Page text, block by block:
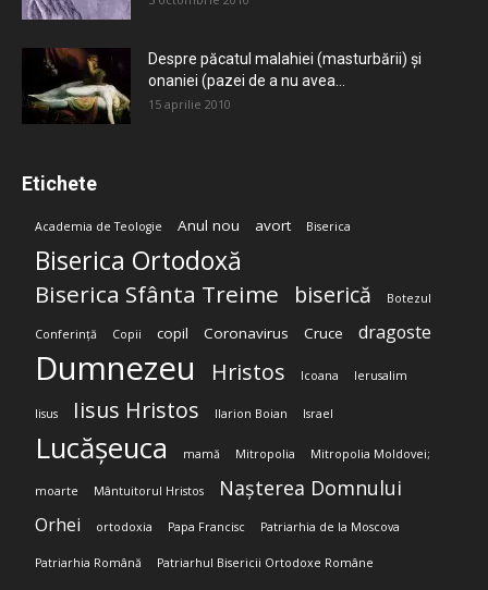
Despre păcatul malahiei (masturbării) şi
onaniei (pazei de a nu avea...
15 aprilie 2010
Etichete
Academia de Teologie Anul nou avort Biserica
Biserica Ortodoxă
Biserica Sfânta Treime biserică Botezul
Conferință Copii copil Coronavirus Cruce dragoste
Dumnezeu Hristos Icoana Ierusalim
Iisus Iisus Hristos Ilarion Boian Israel
Lucășeuca mamă Mitropolia Mitropolia Moldovei;
moarte Mântuitorul Hristos Nașterea Domnului
Orhei ortodoxia Papa Francisc Patriarhia de la Moscova
Patriarhia Română Patriarhul Bisericii Ortodoxe Române